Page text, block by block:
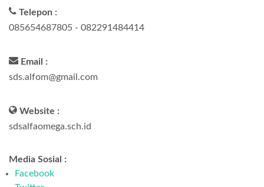
Telepon :
085654687805 - 082291484414
Email :
sds.alfom@gmail.com
Website :
sdsalfaomega.sch.id
Media Sosial :
Facebook